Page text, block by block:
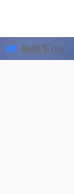
购物车(0)